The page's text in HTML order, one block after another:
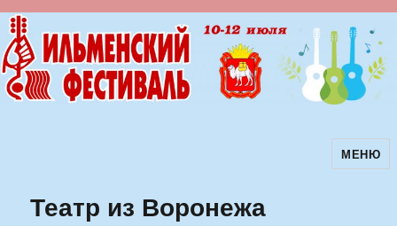
Ильменский фестиваль авторскойМЕНЮ
Театр из Воронежа